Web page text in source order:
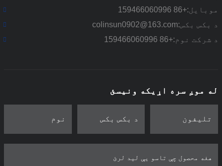
موبایل:+86 159466060996
د بکس بکس:colinsun0902@163.com
د شرکت نوم:+86 159466060996
له موږ سره اړیکه ونیسئ